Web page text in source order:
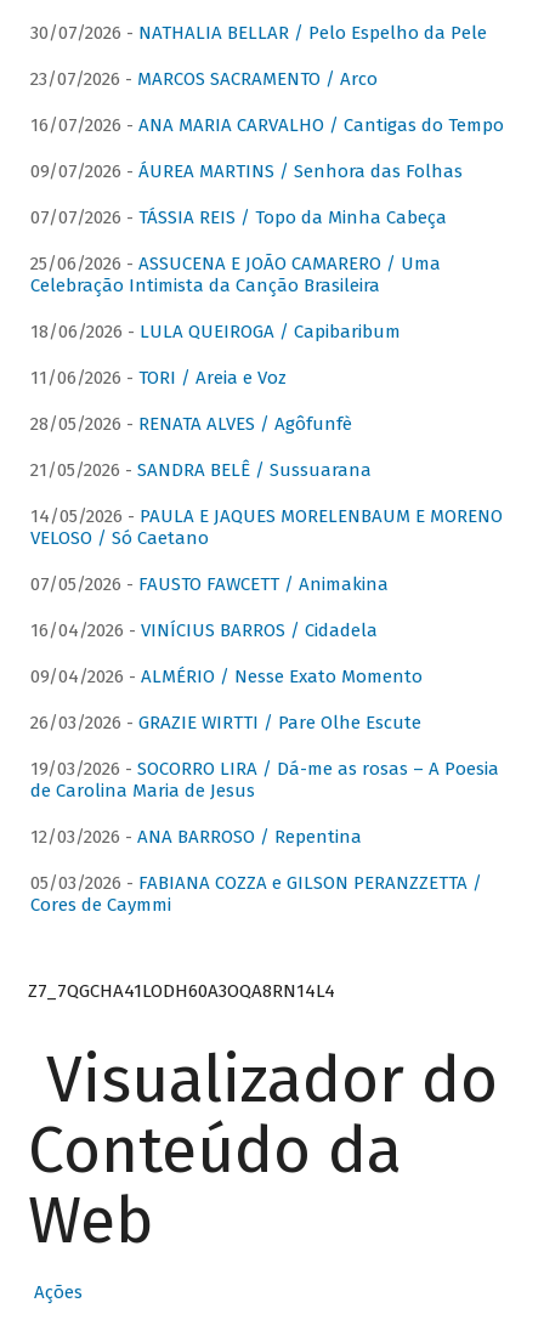
30/07/2026 - NATHALIA BELLAR / Pelo Espelho da Pele
23/07/2026 - MARCOS SACRAMENTO / Arco
16/07/2026 - ANA MARIA CARVALHO / Cantigas do Tempo
09/07/2026 - ÁUREA MARTINS / Senhora das Folhas
07/07/2026 - TÁSSIA REIS / Topo da Minha Cabeça
25/06/2026 - ASSUCENA E JOÃO CAMARERO / Uma
Celebração Intimista da Canção Brasileira
18/06/2026 - LULA QUEIROGA / Capibaribum
11/06/2026 - TORI / Areia e Voz
28/05/2026 - RENATA ALVES / Agôfunfè
21/05/2026 - SANDRA BELÊ / Sussuarana
14/05/2026 - PAULA E JAQUES MORELENBAUM E MORENO
VELOSO / Só Caetano
07/05/2026 - FAUSTO FAWCETT / Animakina
16/04/2026 - VINÍCIUS BARROS / Cidadela
09/04/2026 - ALMÉRIO / Nesse Exato Momento
26/03/2026 - GRAZIE WIRTTI / Pare Olhe Escute
19/03/2026 - SOCORRO LIRA / Dá-me as rosas – A Poesia
de Carolina Maria de Jesus
12/03/2026 - ANA BARROSO / Repentina
05/03/2026 - FABIANA COZZA e GILSON PERANZZETTA /
Cores de Caymmi
Z7_7QGCHA41LODH60A3OQA8RN14L4
Visualizador do
Conteúdo da
Web
Ações